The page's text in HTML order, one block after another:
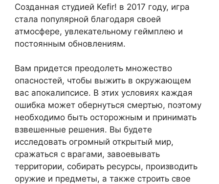
Созданная студией Kefir! в 2017 году, игра
стала популярной благодаря своей
атмосфере, увлекательному геймплею и
постоянным обновлениям.
Вам придется преодолеть множество
опасностей, чтобы выжить в окружающем
вас апокалипсисе. В этих условиях каждая
ошибка может обернуться смертью, поэтому
необходимо быть осторожным и принимать
взвешенные решения. Вы будете
исследовать огромный открытый мир,
сражаться с врагами, завоевывать
территории, собирать ресурсы, производить
оружие и предметы, а также строить свое